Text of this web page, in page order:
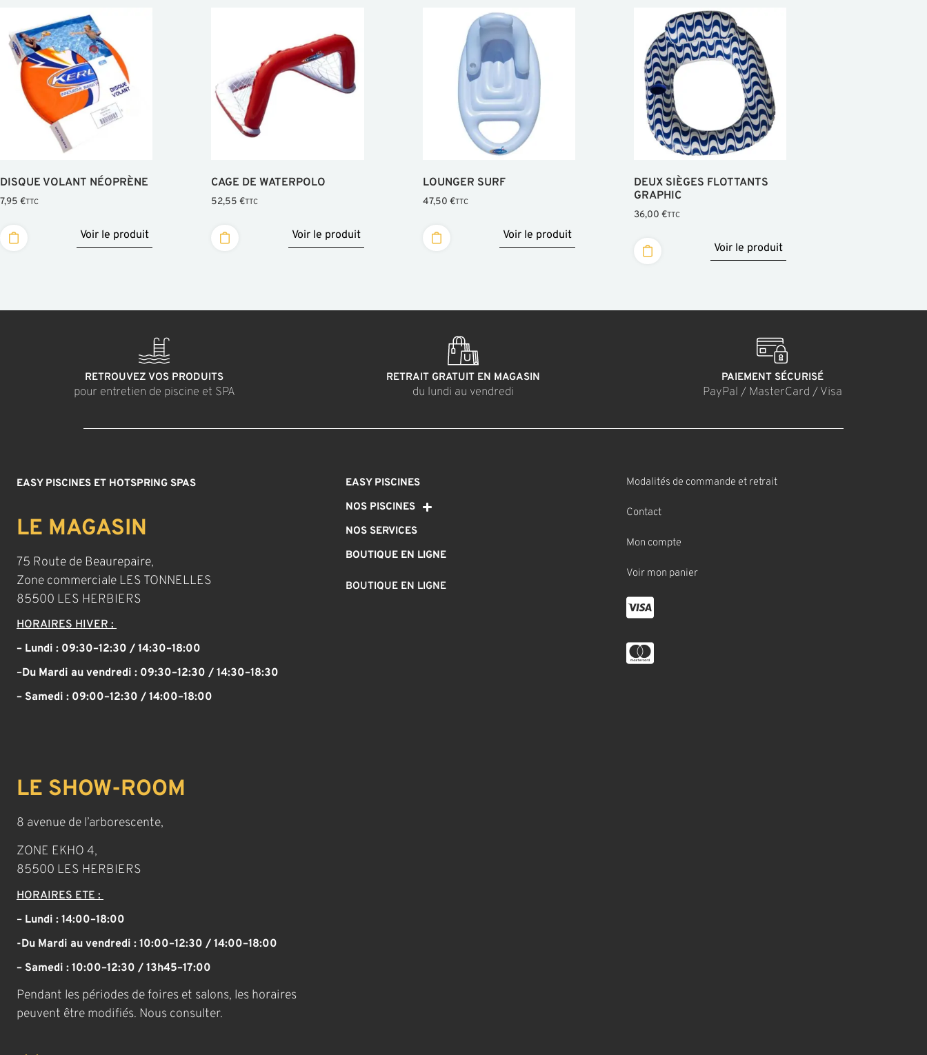
DISQUE VOLANT NÉOPRÈNE
7,95 €TTC
Voir le produit
CAGE DE WATERPOLO
52,55€TTC
Voir le produit
LOUNGER SURF
47,50 €TTC
Voir le produit
DEUX SIÈGES FLOTTANTS
GRAPHIC
36,00 €TTC
Voir le produit
RETROUVEZ VOS PRODUITS
pour entretien de piscine et SPA
RETRAIT GRATUIT EN MAGASIN
du lundi au vendredi
PAIEMENT SÉCURISÉ
PayPal / MasterCard / Visa
EASY PISCINES ET HOTSPRING SPAS
LE MAGASIN
75 Route de Beaurepaire,
Zone commerciale LES TONNELLES
85500 LES HERBIERS
HORAIRES HIVER :
– Lundi : 09:30–12:30 / 14:30–18:00
–Du Mardi au vendredi : 09:30–12:30 / 14:30–18:30
– Samedi : 09:00–12:30 / 14:00–18:00
LE SHOW-ROOM
8 avenue de l’arborescente,
ZONE EKHO 4,
85500 LES HERBIERS
HORAIRES ETE :
– Lundi : 14:00–18:00
-Du Mardi au vendredi : 10:00–12:30 / 14:00–18:00
– Samedi : 10:00–12:30 / 13h45–17:00
Pendant les périodes de foires et salons, les horaires
peuvent être modifiés. Nous consulter.
EASY PISCINES
NOS PISCINES
NOS SERVICES
BOUTIQUE EN LIGNE
BOUTIQUE EN LIGNE
Modalités de commande et retrait
Contact
Mon compte
Voir mon panier